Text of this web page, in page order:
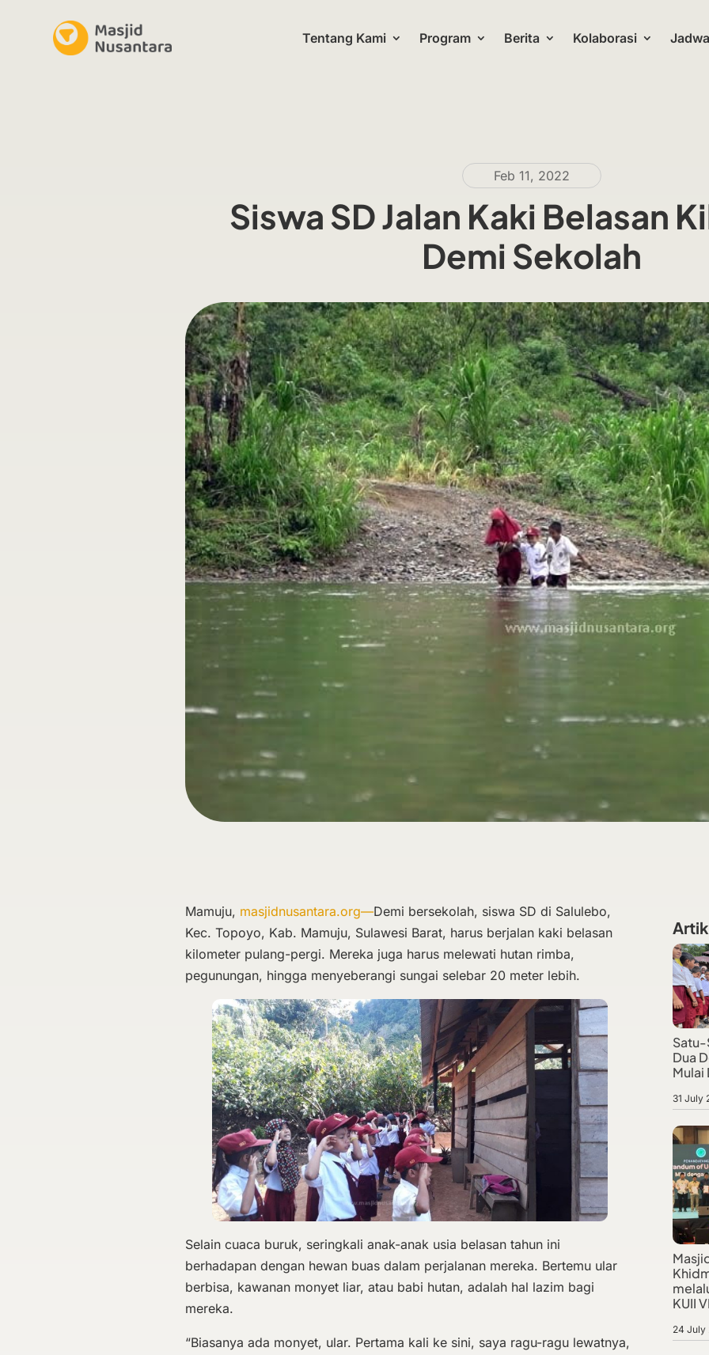
Tentang Kami Program Berita Kolaborasi
Feb 11, 2022
Siswa SD Jalan Kaki Belasan
Demi Sekolah
Mamuju, masjidnusantara.org—Demi bersekolah, siswa SD di Salulebo,
Kec. Topoyo, Kab. Mamuju, Sulawesi Barat, harus berjalan kaki belasan
kilometer pulang-pergi. Mereka juga harus melewati hutan rimba,
pegunungan, hingga menyeberangi sungai selebar 20 meter lebih.
Selain cuaca buruk, seringkali anak-anak usia belasan tahun ini
berhadapan dengan hewan buas dalam perjalanan mereka. Bertemu ular
berbisa, kawanan monyet liar, atau babi hutan, adalah hal lazim bagi
mereka.
“Biasanya ada monyet, ular. Pertama kali ke sini, saya ragu-ragu lewatnya,
Satu-
Dua
Mulai
31 July
KUII
24 July